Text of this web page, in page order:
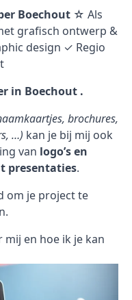
Boechout ☆ Als
grafisch ontwerp &
design ✓ Regio
in Boechout .
brochures,
…) kan je bij mij ook
van logo’s en
presentaties.
om je project te
en hoe ik je kan